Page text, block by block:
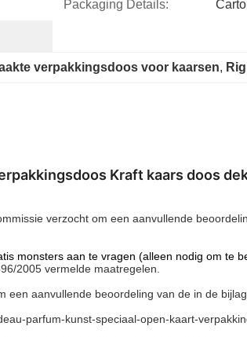
Packaging Details:
verpakkingsdoos voor kaarsen,
Kraft kaars doos
verzocht om een aanvullende
monsters aan te vragen (alleen nodig om te
2005 vermelde maatregelen.
een aanvullende beoordeling van de in de
parfum-kunst-speciaal-open-kaart-